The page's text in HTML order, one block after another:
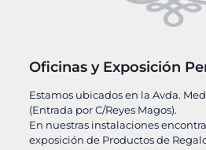
Oficinas y Exposición
Estamos ubicados en la Avda.
(Entrada por C/Reyes Magos).
En nuestras instalaciones
exposición de Productos de